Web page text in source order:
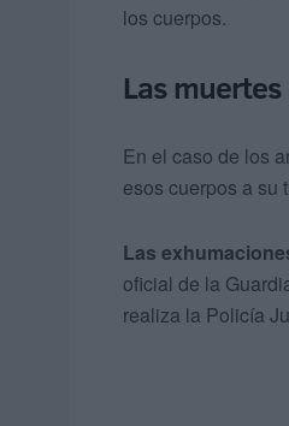
los cuerpos.
Las
En el caso de los
esos cuerpos a su
Las
oficial de la
realiza la Policía